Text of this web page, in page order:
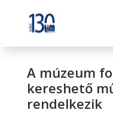
A múzeum
kereshető
rendelkezik